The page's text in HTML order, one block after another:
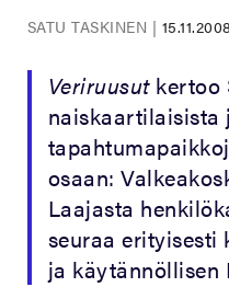
SATU TASKINEN | 15.11.2008
Veriruusutkertoo
naiskaartilaisista
osaan:
Laajasta
seuraa erityisesti
ja käytännöllisen